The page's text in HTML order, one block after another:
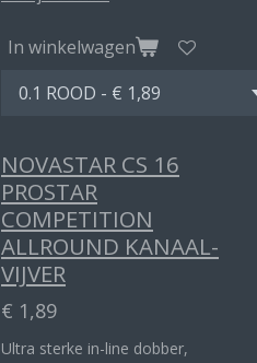
In winkelwagen
NOVASTAR CS 16
PROSTAR
COMPETITION
ALLROUND KANAAL-
VIJVER
€ 1,89
Ultra sterke in-line dobber,